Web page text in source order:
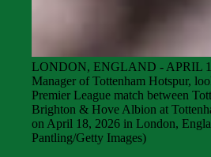
LONDON, ENGLAND - APRIL
Manager of Tottenham Hotspur,
Premier League match between
Brighton & Hove Albion at
on April 18, 2026 in London,
Pantling/Getty Images)